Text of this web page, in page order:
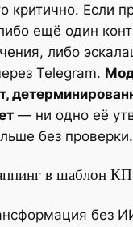
критично. Если
ещё один
либо
Telegram.
— ни одно её
без проверки.
в шаблон КП
без